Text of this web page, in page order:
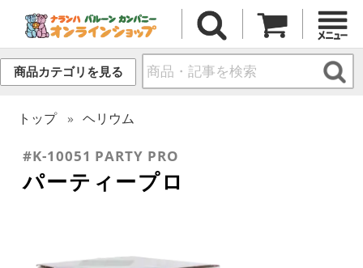
商品カテゴリを見る
トップ ヘリウム
#K-10051 PARTY PRO
パーティープロ